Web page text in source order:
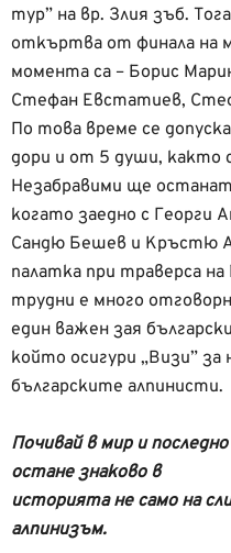
тур” на вр. Злия зъб.
откъртва от финала на
момента са – Борис
Стефан Евстатиев,
По това време се
дори и от 5 души, както
Незабравими ще
когато заедно с Георги
Сандю Бешев и Кръстю
палатка при траверса
трудни е много
един важен зая
който осигури „Визи”
българските алпинисти.
Почивай в мир и
остане знаково в
историята не само на
алпинизъм.